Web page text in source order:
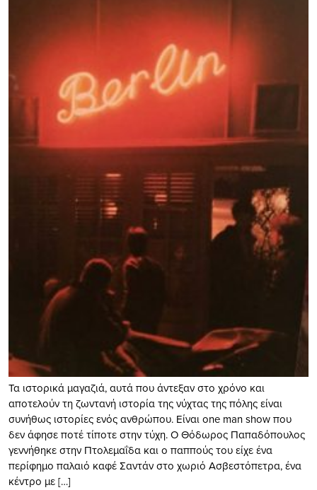
Τα ιστορικά μαγαζιά, αυτά που άντεξαν στο χρόνο και
αποτελούν τη ζωντανή ιστορία της νύχτας της πόλης είναι
συνήθως ιστορίες ενός ανθρώπου. Είναι one man show που
δεν άφησε ποτέ τίποτε στην τύχη. Ο Θόδωρος Παπαδόπουλος
γεννήθηκε στην Πτολεμαΐδα και ο παππούς του είχε ένα
περίφημο παλαιό καφέ Σαντάν στο χωριό Ασβεστόπετρα, ένα
κέντρο με […]